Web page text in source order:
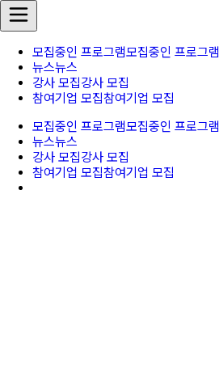
모집중인 프로그램모집중인 프로그램
뉴스뉴스
강사 모집강사 모집
참여기업 모집참여기업 모집
모집중인 프로그램모집중인 프로그램
뉴스뉴스
강사 모집강사 모집
참여기업 모집참여기업 모집